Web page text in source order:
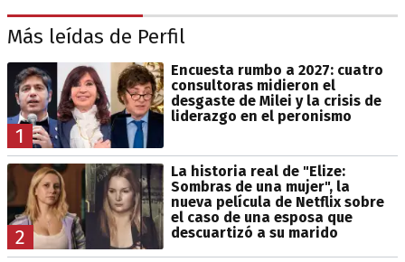
Más leídas de Perfil
1
Encuesta rumbo a 2027: cuatro
consultoras midieron el
desgaste de Milei y la crisis de
liderazgo en el peronismo
2
La historia real de "Elize:
Sombras de una mujer", la
nueva película de Netflix sobre
el caso de una esposa que
descuartizó a su marido